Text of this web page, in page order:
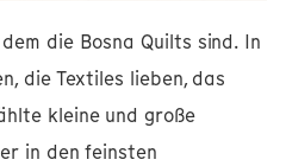
die Bosna Quilts sind. In
die Textiles lieben, das
kleine und große
in den feinsten